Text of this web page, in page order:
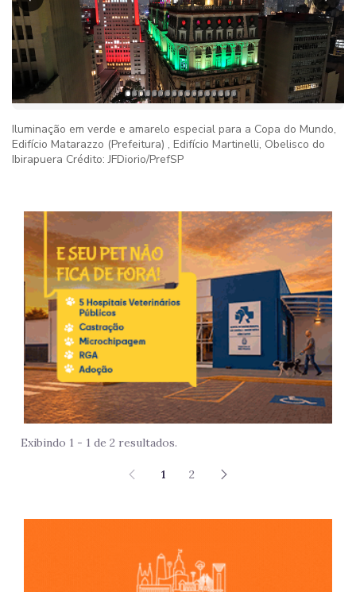
Iluminação em verde e amarelo especial para a Copa do Mundo,
Edifício Matarazzo (Prefeitura) , Edifício Martinelli, Obelisco do
Ibirapuera Crédito: JFDiorio/PrefSP
Exibindo 1 - 1 de 2 resultados.
1 2